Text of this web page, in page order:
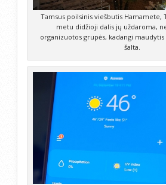
Tamsus poilsinis viešbutis Hamamete,
metu didžioji dalis jų uždaroma,
organizuotos grupės, kadangi
šalta.